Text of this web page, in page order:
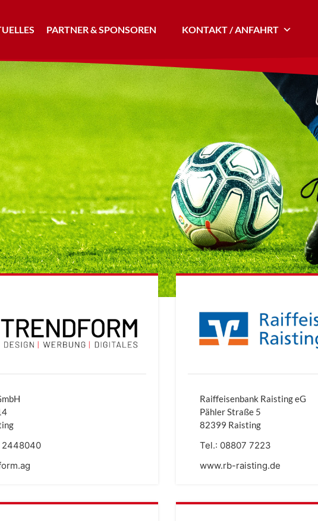
PARTNER & SPONSOREN KONTAKT / ANFAHRT
2448040
Raiffeisenbank Raisting eG
Pähler Straße 5
82399 Raisting
Tel.: 08807 7223
www.rb-raisting.de